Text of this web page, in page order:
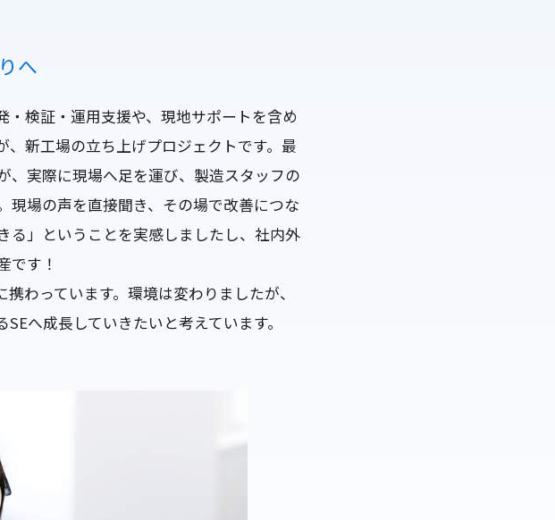
へ
検証・運用支援や、現地サポートを含め
新工場の立ち上げプロジェクトです。最
、実際に現場へ足を運び、製造スタッフの
現場の声を直接聞き、その場で改善につな
る」ということを実感しましたし、社内外
です！
わっています。環境は変わりましたが、
へ成長していきたいと考えています。